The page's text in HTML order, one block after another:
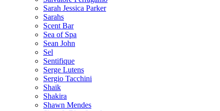
Sarah Jessica Parker
Sarahs
Scent Bar
Sea of Spa
Sean John
Sel
Sentifique
Serge Lutens
Sergio Tacchini
Shaik
Shakira
Shawn Mendes